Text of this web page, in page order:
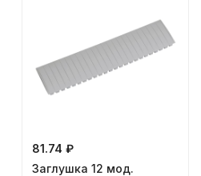
81.74 ₽
Заглушка 12 мод.